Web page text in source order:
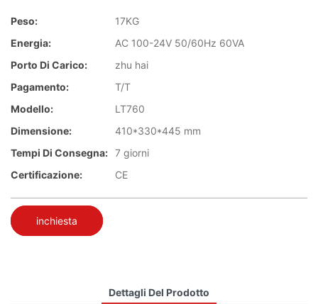
Peso:
17KG
Energia:
AC 100-24V 50/60Hz 60VA
Porto Di Carico:
zhu hai
Pagamento:
T/T
Modello:
LT760
Dimensione:
410*330*445 mm
Tempi Di Consegna: 7 giorni
Certificazione:
CE
inchiesta
Dettagli Del Prodotto